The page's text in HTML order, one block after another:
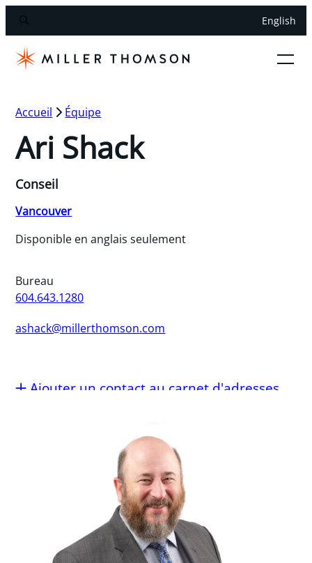
English
Accueil Équipe
Ari Shack
Conseil
Vancouver
Disponible en anglais seulement
Bureau
604.643.1280
ashack@millerthomson.com
Ajouter un contact au carnet d'adresses